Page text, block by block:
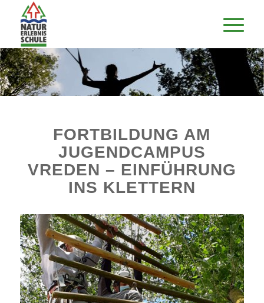
FORTBILDUNG AM
JUGENDCAMPUS
VREDEN – EINFÜHRUNG
INS KLETTERN